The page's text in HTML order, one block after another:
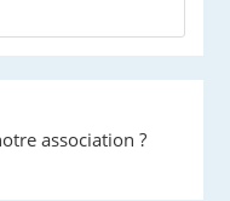
association ?